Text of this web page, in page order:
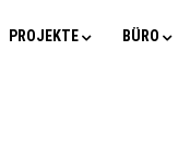
PROJEKTE BÜRO